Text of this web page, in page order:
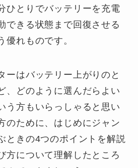
ひとりでバッテリーを充電
できる状態まで回復させる
優れものです。
ーはバッテリー上がりのと
、どのように選んだらよい
う方もいらっしゃると思い
のために、はじめにジャン
ときの4つのポイントを解説
方について理解したところ